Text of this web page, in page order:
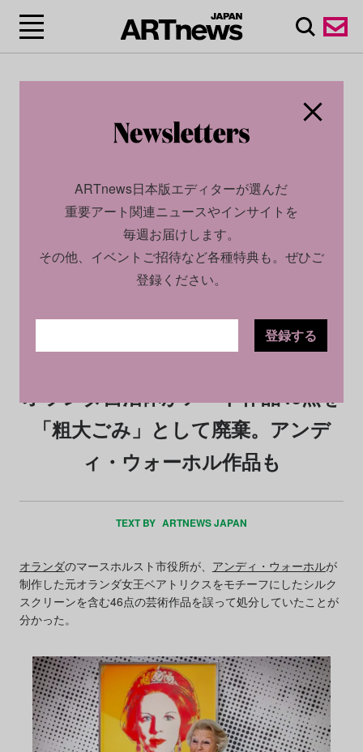
2025.05.01
オランダ自治体がアート作品46点を
「粗大ごみ」として廃棄。アンデ
ィ・ウォーホル作品も
TEXT BY ARTNEWS JAPAN
オランダのマースホルスト市役所が、 アンディ・ウォーホルが
制作した元オランダ女王ベアトリクスをモチーフにしたシルク
スクリーンを含む46点の芸術作品を誤って処分していたことが
分かった。
ARTnews日本版エディターが選んだ
重要アート関連ニュースやインサイトを
毎週お届けします。
その他、イベントご招待など各種特典も。ぜひご
登録ください。
登録する